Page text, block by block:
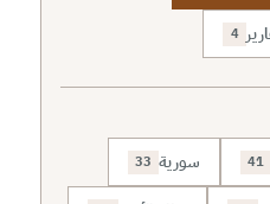
4
41 سورية 33